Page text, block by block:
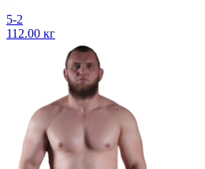
5-2
112.00 кг